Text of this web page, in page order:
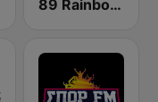
89 Rainbow FM